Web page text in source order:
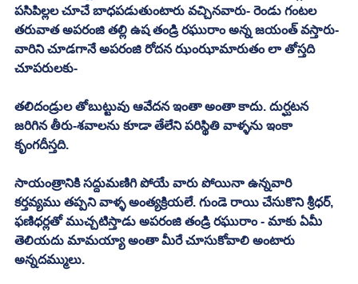
పసిపిల్లల చూచే బాధపడుతుంటారు వచ్చినవారు- రెండు గంటల
తరువాత అపరంజి తల్లి ఉష తండ్రి రఘురాం అన్న జయంత్ వస్తారు-
వారిని చూడగానే అపరంజి రోదన ఝంఝామారుతం లా తోస్తది
చూపరులకు-
తలిదండ్రుల తోబుట్టువు ఆవేదన ఇంతా అంతా కాదు. దుర్ఘటన
జరిగిన తీరు-శవాలను కూడా తేలేని పరిస్థితి వాళ్ళను ఇంకా
కృంగదీస్తది.
సాయంత్రానికి సద్దుమణిగి పోయే వారు పోయినా ఉన్నవారి
కర్తవ్యము తప్పని వాళ్ళ అంత్యక్రియలే. గుండె రాయి చేసుకొని శ్రీధర్,
ఫణిధర్లతో ముచ్చటిస్తాడు అపరంజి తండ్రి రఘురాం - మాకు ఏమీ
తెలియదు మామయ్యా అంతా మీరే చూసుకోవాలి అంటారు
అన్నదమ్ములు.